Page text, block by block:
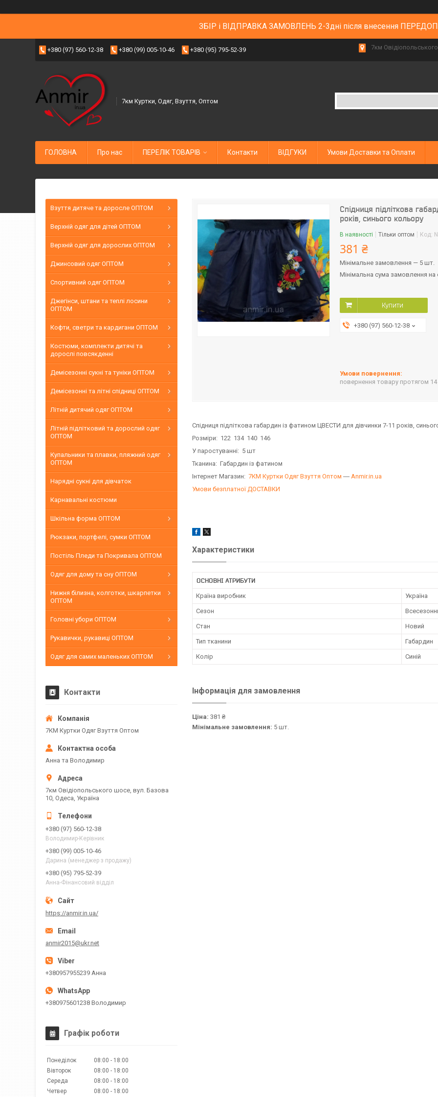
ЗБІР і ВІДПРАВКА ЗАМОВЛЕНЬ 2-3дні після внесення
+380 (97) 560-12-38 +380 (99) 005-10-46 +380 (95) 795-52-39 7км
7км Куртки, Одяг, Взуття, Оптом
ГОЛОВНА Про нас ПЕРЕЛІК ТОВАРІВ Контакти ВІДГУКИ Умови Доставки та Оплати
Спідниця підліткова
років, синього кольору
В наявності Тільки оптом Код:
381 ₴
Мінімальне замовлення — 5 шт.
Мінімальна сума замовлення на
Купити
+380 (97) 560-12-38
повернення товару протягом
Спідниця підліткова габардин із фатином ЦВЕСТИ для дівчинки 7-11 років,
Розміри: 122 134 140 146
У паростуванні: 5 шт
Тканина: Габардин із фатином
Інтернет Магазин: 7КМ Куртки Одяг Взуття Оптом ― Anmir.in.ua
Умови безплатної ДОСТАВКИ
Характеристики
ОСНОВНІ АТРИБУТИ
Країна виробник Україна
Сезон
Стан Новий
Тип тканини Габардин
Колір Синій
Інформація для замовлення
Ціна: 381 ₴
Мінімальне замовлення: 5 шт.
Взуття дитяче та доросле ОПТОМ
Верхній одяг для дітей ОПТОМ
Верхній одяг для дорослих ОПТОМ
Джинсовий одяг ОПТОМ
Спортивний одяг ОПТОМ
Джегінси, штани та теплі лосини
ОПТОМ
Кофти, светри та кардигани ОПТОМ
Костюми, комплекти дитячі та
дорослі повсякденні
Демісезонні сукні та туніки ОПТОМ
Демісезонні та літні спідниці ОПТОМ
Літній дитячий одяг ОПТОМ
Літній підлітковий та дорослий одяг
ОПТОМ
Купальники та плавки, пляжний одяг
ОПТОМ
Нарядні сукні для дівчаток
Карнавальні костюми
Шкільна форма ОПТОМ
Рюкзаки, портфелі, сумки ОПТОМ
Постіль Пледи та Покривала ОПТОМ
Одяг для дому та сну ОПТОМ
Нижня білизна, колготки, шкарпетки
ОПТОМ
Головні убори ОПТОМ
Рукавички, рукавиці ОПТОМ
Одяг для самих маленьких ОПТОМ
Контакти
7КМ Куртки Одяг Взуття Оптом
Анна та Володимир
7км Овідіопольського шосе, вул. Базова
10, Одеса, Україна
+380 (97) 560-12-38
Володимир-Керівник
+380 (99) 005-10-46
Дарина (менеджер з продажу)
+380 (95) 795-52-39
Анна-Фінансовий відділ
https://anmir.in.ua/
anmir2015@ukr.net
+380957955239 Анна
+380975601238 Володимир
Графік роботи
Понеділок 08:00
18:00
Вівторок
08:00
18:00
Середа
08:00
18:00
Четвер
08:00 18:00